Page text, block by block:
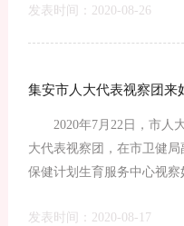
发表时间：2020-08-26
集安市人大代表视察团来
2020年7月22日，市人大
大代表视察团，在市卫健
保健计划生育服务中心视察
发表时间：2020-08-17